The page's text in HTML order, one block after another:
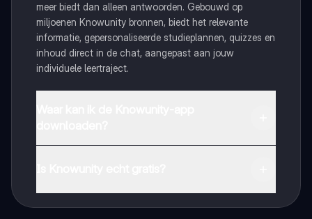
meer biedt dan alleen antwoorden. Gebouwd op
miljoenen Knowunity bronnen, biedt het relevante
informatie, gepersonaliseerde studieplannen, quizzes en
inhoud direct in de chat, aangepast aan jouw
individuele leertraject.